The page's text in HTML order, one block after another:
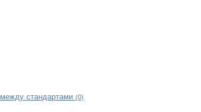
стандартами (0)